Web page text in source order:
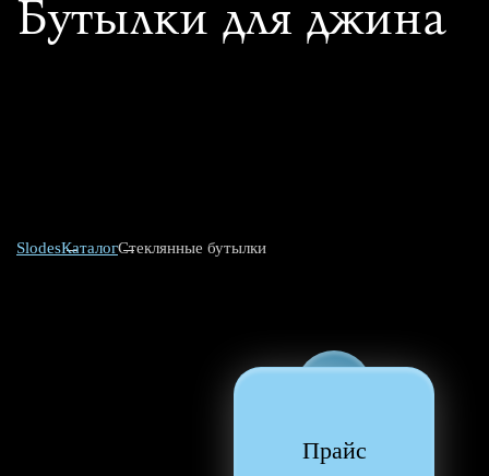
Бутылки для джина
SlodesКаталогСтеклянные бутылки
Прайс